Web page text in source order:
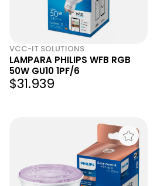
VCC-IT SOLUTIONS
LAMPARA PHILIPS WFB RGB
50W GU10 1PF/6
$31.939